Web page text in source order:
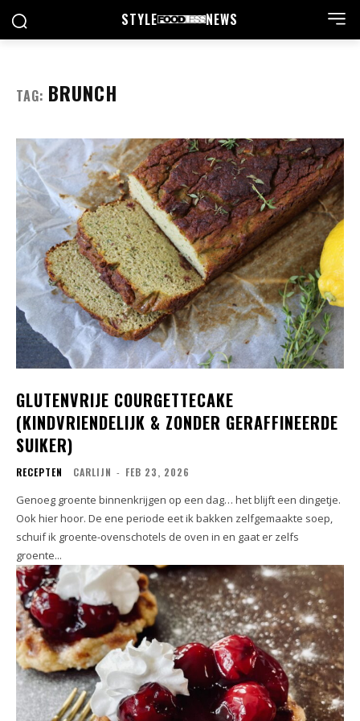
STYLE NEWS
TAG: BRUNCH
GLUTENVRIJE COURGETTECAKE
(KINDVRIENDELIJK & ZONDER GERAFFINEERDE
SUIKER)
RECEPTEN CARLIJN - FEB 23, 2026
Genoeg groente binnenkrijgen op een dag… het blijft een dingetje.
Ook hier hoor. De ene periode eet ik bakken zelfgemaakte soep,
schuif ik groente-ovenschotels de oven in en gaat er zelfs
groente...